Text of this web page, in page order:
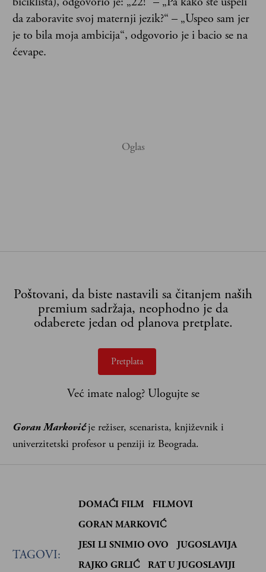
da zaboravite svoj maternji jezik?“ – „Uspeo sam jer
je to bila moja ambicija“, odgovorio je i bacio se na
ćevape.
Poštovani, da biste nastavili sa čitanjem naših
premium sadržaja, neophodno je da
odaberete jedan od planova pretplate.
Pretplata
Već imate nalog? Ulogujte se
Goran Markovićje režiser, scenarista, književnik i
univerzitetski profesor u penziji iz Beograda.
TAGOVI:
DOMAĆI FILM
FILMOVI
GORAN MARKOVIĆ
JESI LI SNIMIO OVO
JUGOSLAVIJA
RAJKO GRLIĆ
RAT U JUGOSLAVIJI